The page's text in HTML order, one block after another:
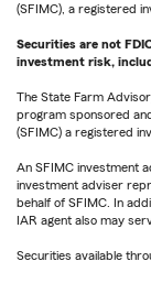
(SFIMC), a registered
Securities are not
investment risk,
The State Farm
program sponsored
(SFIMC) a registered
An SFIMC investment
investment adviser
behalf of SFIMC. In
IAR agent also may
Securities available